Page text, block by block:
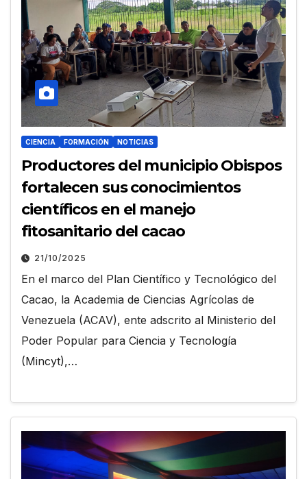
CIENCIA FORMACIÓN NOTICIAS
Productores del municipio Obispos
fortalecen sus conocimientos
científicos en el manejo
fitosanitario del cacao
21/10/2025
En el marco del Plan Científico y Tecnológico del
Cacao, la Academia de Ciencias Agrícolas de
Venezuela (ACAV), ente adscrito al Ministerio del
Poder Popular para Ciencia y Tecnología
(Mincyt),…